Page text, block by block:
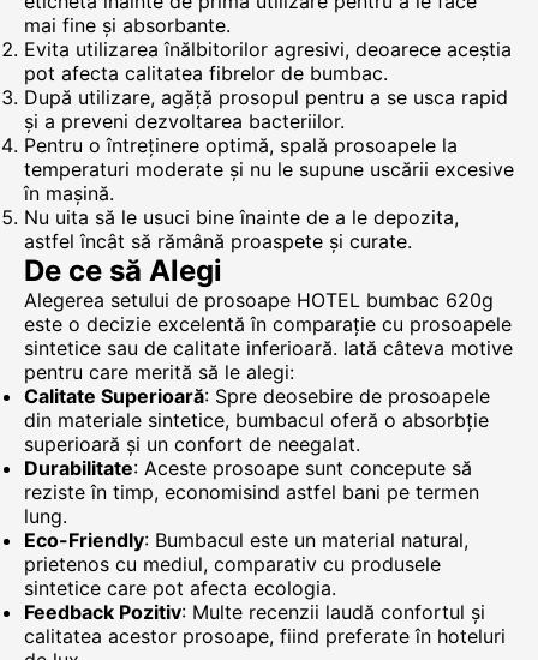
mai fine și absorbante.
Evita utilizarea înălbitorilor agresivi, deoarece aceștia
pot afecta calitatea fibrelor de bumbac.
După utilizare, agăță prosopul pentru a se usca rapid
și a preveni dezvoltarea bacteriilor.
Pentru o întreținere optimă, spală prosoapele la
temperaturi moderate și nu le supune uscării excesive
în mașină.
Nu uita să le usuci bine înainte de a le depozita,
astfel încât să rămână proaspete și curate.
De ce să Alegi
Alegerea setului de prosoape HOTEL bumbac 620g
este o decizie excelentă în comparație cu prosoapele
sintetice sau de calitate inferioară. Iată câteva motive
pentru care merită să le alegi:
Calitate Superioară: Spre deosebire de prosoapele
din materiale sintetice, bumbacul oferă o absorbție
superioară și un confort de neegalat.
Durabilitate: Aceste prosoape sunt concepute să
reziste în timp, economisind astfel bani pe termen
lung.
Eco-Friendly: Bumbacul este un material natural,
prietenos cu mediul, comparativ cu produsele
sintetice care pot afecta ecologia.
Feedback Pozitiv: Multe recenzii laudă confortul și
calitatea acestor prosoape, fiind preferate în hoteluri